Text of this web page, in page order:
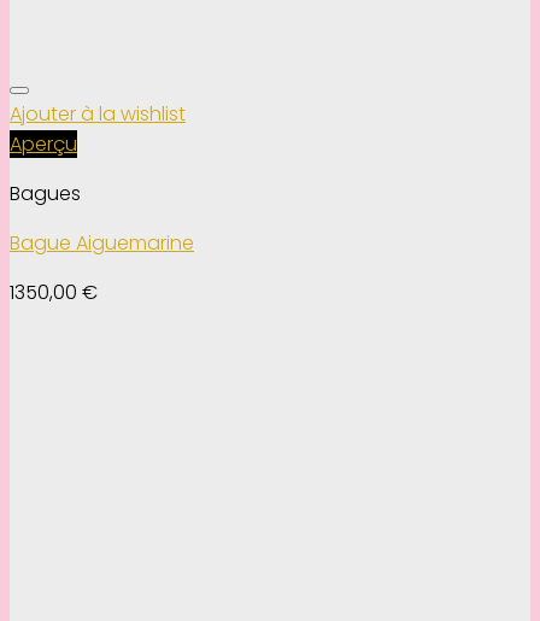
Ajouter à la wishlist
Aperçu
Bagues
Bague Aiguemarine
1350,00 €